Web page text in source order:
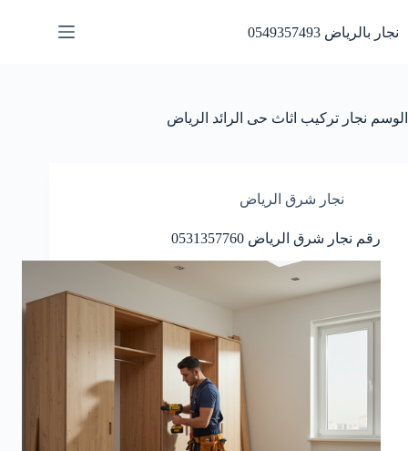
المحتوى
نجار بالرياض 0549357493
الوسم نجار تركيب اثاث حى الرائد الرياض
نجار شرق الرياض
رقم نجار شرق الرياض 0531357760